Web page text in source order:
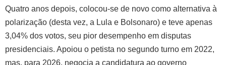
Quatro anos depois, colocou-se de novo como alternativa à
polarização (desta vez, a Lula e Bolsonaro) e teve apenas
3,04% dos votos, seu pior desempenho em disputas
presidenciais. Apoiou o petista no segundo turno em 2022,
mas, para 2026, negocia a candidatura ao governo